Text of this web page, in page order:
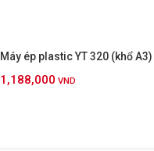
Máy ép plastic YT 320 (khổ A3)
1,188,000 VND